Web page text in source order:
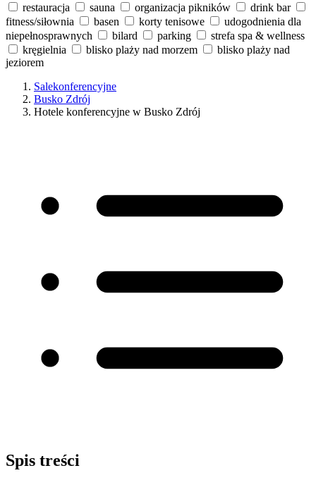
restauracja
sauna organizacja pikników
drink bar
fitness/siłownia
basen korty tenisowe
udogodnienia dla
niepełnosprawnych
bilard parking
strefa spa & wellness
kręgielnia
blisko plaży nad morzem
blisko plaży nad
jeziorem
Salekonferencyjne
Busko Zdrój
Hotele konferencyjne w Busko Zdrój
Spis treści